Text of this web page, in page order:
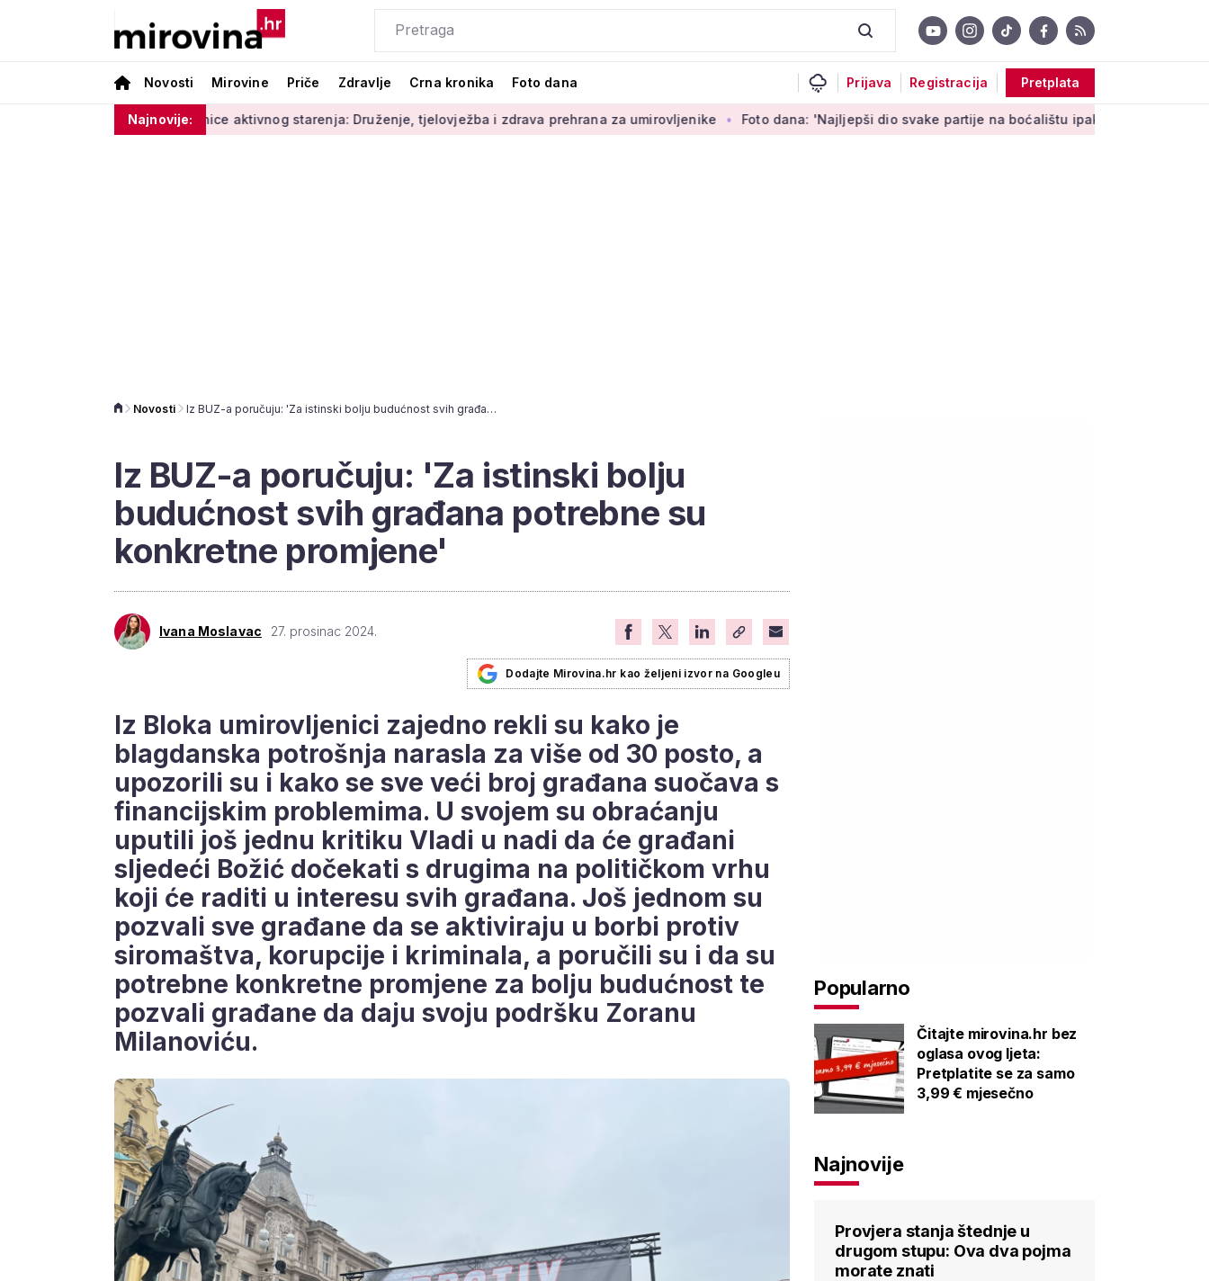
Novosti Mirovine Priče Zdravlje Crna kronika Foto dana Prijava Registracija Pretplata
Najnovije:
Radionice aktivnog starenja: Druženje, tjelovježba i zdrava prehrana za umirovljenike Foto dana: 'Najljepši dio svake partije na boćalištu ipak su zajednički trenuci'
Novosti Iz BUZ-a poručuju: 'Za istinski bolju budućnost svih građana potrebne su konkretne promjene'
Iz BUZ-a poručuju: 'Za istinski bolju
budućnost svih građana potrebne su
konkretne promjene'
Ivana Moslavac 27. prosinac 2024.
Dodajte Mirovina.hr kao željeni izvor na Googleu
Iz Bloka umirovljenici zajedno rekli su kako je
blagdanska potrošnja narasla za više od 30 posto, a
upozorili su i kako se sve veći broj građana suočava s
financijskim problemima. U svojem su obraćanju
uputili još jednu kritiku Vladi u nadi da će građani
sljedeći Božić dočekati s drugima na političkom vrhu
koji će raditi u interesu svih građana. Još jednom su
pozvali sve građane da se aktiviraju u borbi protiv
siromaštva, korupcije i kriminala, a poručili su i da su
potrebne konkretne promjene za bolju budućnost te
pozvali građane da daju svoju podršku Zoranu
Milanoviću.
Popularno
Čitajte mirovina.hr bez
oglasa ovog ljeta:
Pretplatite se za samo
3,99 € mjesečno
Najnovije
Provjera stanja štednje u
drugom stupu: Ova dva pojma
morate znati